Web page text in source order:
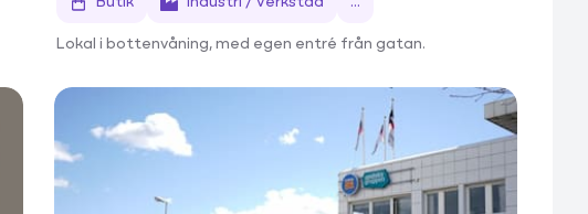
Lokal i bottenvåning, med egen entré från gatan.